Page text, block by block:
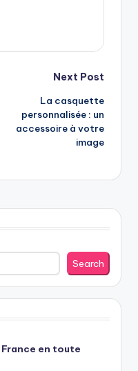
Next Post
La casquette
personnalisée : un
accessoire à votre
image
Search
en toute